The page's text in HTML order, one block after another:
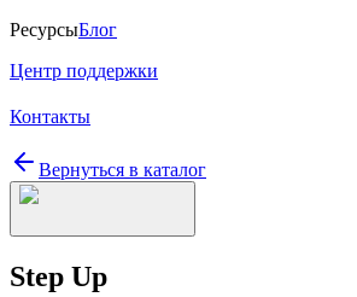
РесурсыБлог
Центр поддержки
Контакты
Вернуться в каталог
Step Up